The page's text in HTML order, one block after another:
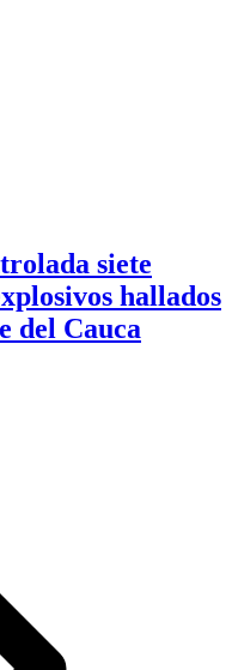
siete
hallados
del Cauca